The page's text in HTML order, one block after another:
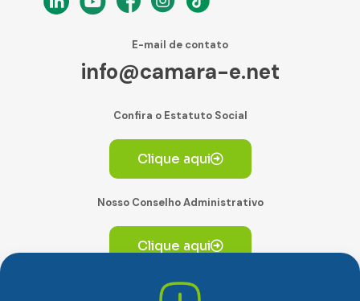
E-mail de contato
info@camara-e.net
Confira o Estatuto Social
Clique aqui
Nosso Conselho Administrativo
Clique aqui